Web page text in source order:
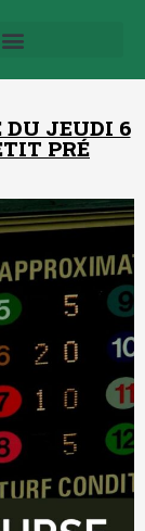
DU JEUDI 6
PRÉ